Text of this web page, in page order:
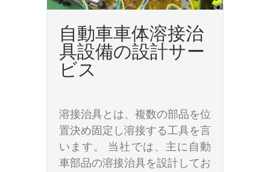
自動車車体溶接治
具設備の設計サー
ビス
溶接治具とは、複数の部品を位
置決め固定し溶接する工具を言
います。 当社では、主に自動
車部品の溶接治具を設計してお